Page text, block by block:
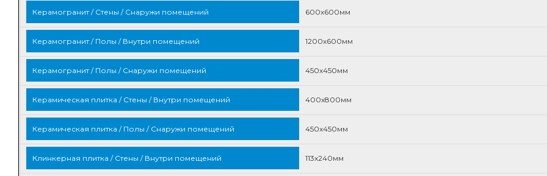
600х600мм
1200х600мм
450х450мм
400х800мм
450х450мм
113х240мм